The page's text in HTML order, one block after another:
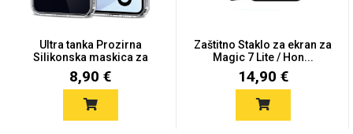
Ultra tanka Prozirna
Silikonska maskica za
Sam...
8,90 €
Zaštitno Staklo za ekran za
Magic 7 Lite / Hon...
14,90 €
MarbleMania